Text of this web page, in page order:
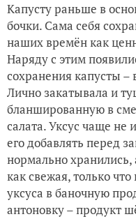
Капусту раньше в
бочки. Сама себя
наших времён как
Наряду с этим
сохранения капусты –
Лично закатывала и
бланшированную в
салата. Уксус чаще не
его добавлять перед
нормально хранились,
как свежая, только
уксуса в баночную
антоновку – продукт